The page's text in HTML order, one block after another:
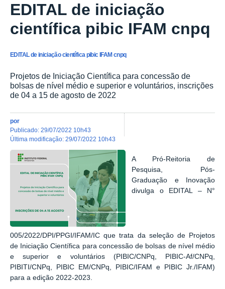
EDITAL de iniciação
científica pibic IFAM cnpq
EDITAL de iniciação científica pibic IFAM cnpq
Projetos de Iniciação Científica para concessão de
bolsas de nível médio e superior e voluntários, inscrições
de 04 a 15 de agosto de 2022
por
publicado: 29/07/2022 10h43
última modificação: 29/07/2022 10h43
A Pró-Reitoria de
Pesquisa, Pós-
Graduação e Inovação
divulga o
EDITAL – N°
005/2022/DPI/PPGI/IFAM/IC que trata da seleção de Projetos
de Iniciação Científica para concessão de bolsas de nível médio
e superior e voluntários (PIBIC/CNPq, PIBIC-Af/CNPq,
PIBITI/CNPq, PIBIC EM/CNPq, PIBIC/IFAM e PIBIC Jr./IFAM)
para a edição 2022-2023.